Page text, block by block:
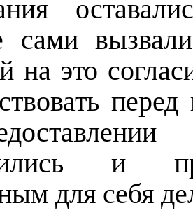
сами
на это
и
для себя